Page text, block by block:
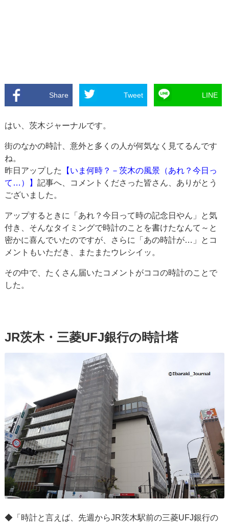
Share Tweet LINE
はい、茨木ジャーナルです。
街のなかの時計、意外と多くの人が何気なく見てるんです
ね。
昨日アップした
【いま何時？－茨木の風景（あれ？今日っ
て…）】記事へ、コメントくださった皆さん、ありがとう
ございました。
アップするときに「あれ？今日って時の記念日やん」と気
付き、そんなタイミングで時計のことを書けたなんて～と
密かに喜んでいたのですが、さらに「あの時計が…」とコ
メントもいただき、またまたウレシイッ。
その中で、たくさん届いたコメントがココの時計のことで
した。
JR茨木・三菱UFJ銀行の時計塔
◆「時計と言えば、先週からJR茨木駅前の三菱UFJ銀行の